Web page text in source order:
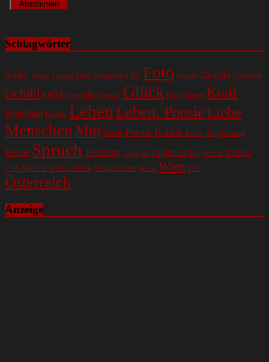
Schlagwörter
Afrika Armut Corona Virus Deutschland EU Foto Freude Gedicht Gedichte
Gefühl Geld Gesundheit Gewalt Glück Kind Kinder Kraft
Krankheit Kritik Leben Leben. Poesie Liebe
Menschen Mut Natur Poesie Politik Polizei Regierung
Reime Spruch Teuerung Tipps tot Tägliches Ungerecht Urlaub
USA Wahlen Weihnachten Weihnachtszeit Wetter Wien Zeit
Österreich
Anzeige